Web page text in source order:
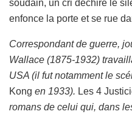
soudain, un cri déchire le
enfonce la porte et se rue
Correspondant de guerre,
Wallace (1875-1932)
USA (il fut notamment le
Kong en 1933). Les 4
romans de celui qui, dans